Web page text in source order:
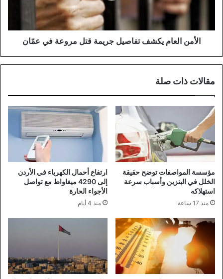
عمّان
الأمن العام يكشف تفاصيل جريمة قتل مروعة في عمّان
مقالات ذات صلة
مؤسسة المواصفات توضح حقيقة
الخلل في البنزين وأسباب سرعة
استهلاكه
منذ 17 ساعة
ارتفاع أحمال الكهرباء في الأردن
إلى 4290 ميغاواط مع تواصل
الأجواء الحارة
منذ 4 أيام